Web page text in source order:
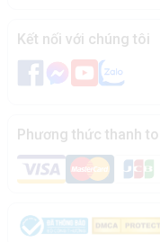
Kết nối với chúng tôi
Phương thức thanh